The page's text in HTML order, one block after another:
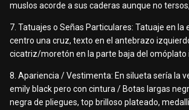
muslos acorde a sus caderas aunque no
7. Tatuajes o Señas Particulares: Tatuaje en la
centro una cruz, texto en el antebrazo
cicatriz/moretón en la parte baja del omóplato
8. Apariencia / Vestimenta: En silueta sería la
emily black pero con cintura / Botas largas
negra de pliegues, top brilloso plateado,